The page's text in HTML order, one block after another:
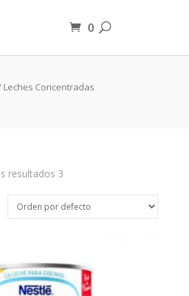
0
Leches Concentradas
resultados 3